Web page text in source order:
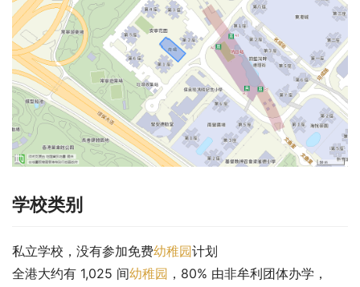
学校类别
私立学校，没有参加免费幼稚园计划
全港大约有 1,025 间幼稚园 ，80% 由非牟利团体办学，